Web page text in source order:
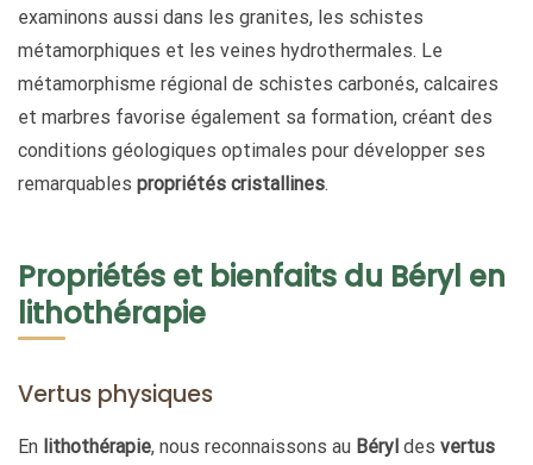
examinons aussi dans les granites, les schistes
métamorphiques et les veines hydrothermales. Le
métamorphisme régional de schistes carbonés, calcaires
et marbres favorise également sa formation, créant des
conditions géologiques optimales pour développer ses
remarquables propriétés cristallines.
Propriétés et bienfaits du Béryl en
lithothérapie
Vertus physiques
En lithothérapie, nous reconnaissons au Béryl des vertus